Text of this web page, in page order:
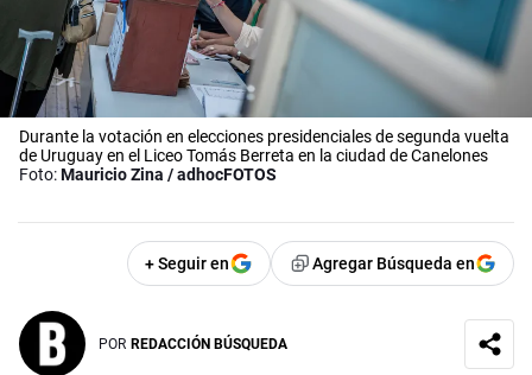
Durante la votación en elecciones presidenciales de segunda vuelta
de Uruguay en el Liceo Tomás Berreta en la ciudad de Canelones
Foto:Mauricio Zina / adhocFOTOS
+ Seguir en Agregar Búsqueda en
POR REDACCIÓN BÚSQUEDA